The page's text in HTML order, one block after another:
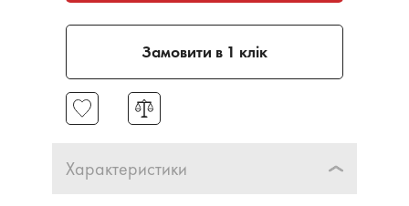
Замовити в 1 клік
Характеристики